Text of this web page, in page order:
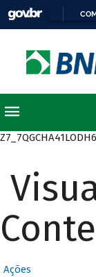
Ações